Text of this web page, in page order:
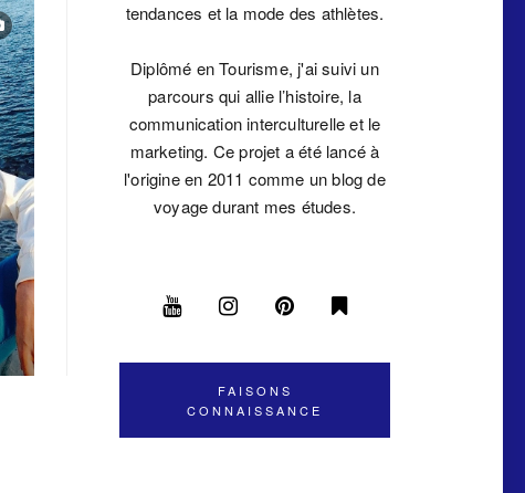
tendances et la mode des athlètes.
Diplômé en Tourisme, j'ai suivi un
parcours qui allie l’histoire, la
communication interculturelle et le
marketing. Ce projet a été lancé à
l'origine en 2011 comme un blog de
voyage durant mes études.
FAISONS
CONNAISSANCE